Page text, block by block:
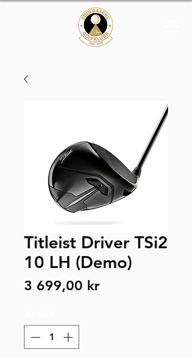
Titleist Driver TSi2
10 LH (Demo)
3 699,00 krPris